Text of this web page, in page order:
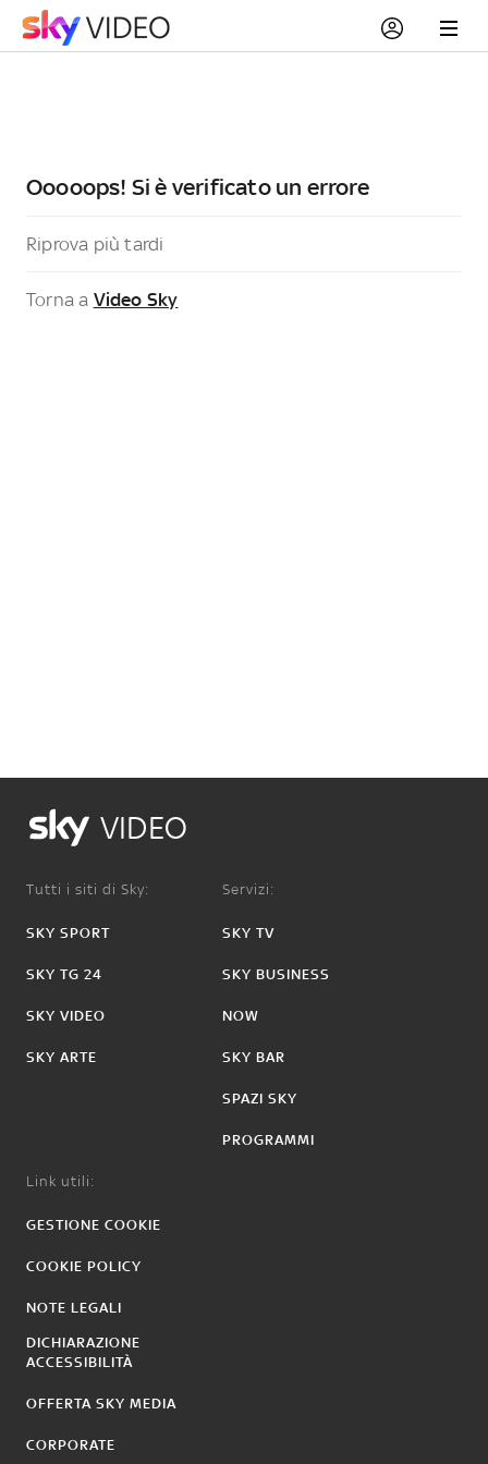
Ooooops! Si è verificato un errore
Riprova più tardi
Torna a Video Sky
VIDEO
Tutti i siti di Sky:
SKY SPORT
SKY TG 24
SKY VIDEO
SKY ARTE
Servizi:
SKY TV
SKY BUSINESS
NOW
SKY BAR
SPAZI SKY
PROGRAMMI
Link utili:
GESTIONE COOKIE
COOKIE POLICY
NOTE LEGALI
DICHIARAZIONE
ACCESSIBILITÀ
OFFERTA SKY MEDIA
CORPORATE